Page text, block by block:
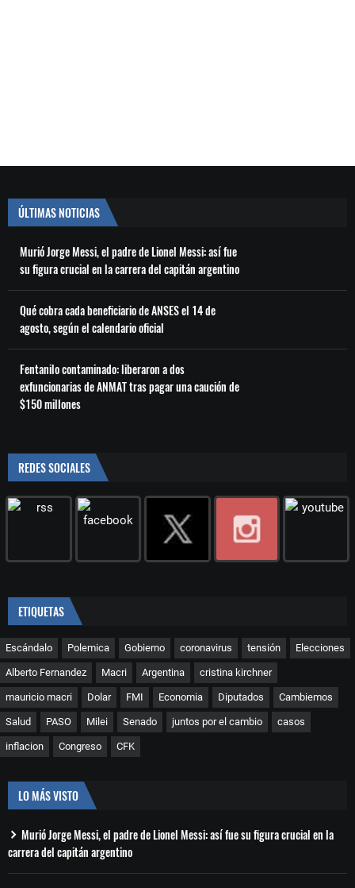
ÚLTIMAS NOTICIAS
Murió Jorge Messi, el padre de Lionel Messi: así fue
su figura crucial en la carrera del capitán argentino
Qué cobra cada beneficiario de ANSES el 14 de
agosto, según el calendario oficial
Fentanilo contaminado: liberaron a dos
exfuncionarias de ANMAT tras pagar una caución de
$150 millones
REDES SOCIALES
ETIQUETAS
Escándalo Polemica Gobierno coronavirus tensión Elecciones
Alberto Fernandez Macri Argentina cristina kirchner
mauricio macri Dolar FMI Economia Diputados Cambiemos
Salud PASO Milei Senado juntos por el cambio casos
inflacion Congreso CFK
LO MÁS VISTO
Murió Jorge Messi, el padre de Lionel Messi: así fue su figura crucial en la
carrera del capitán argentino